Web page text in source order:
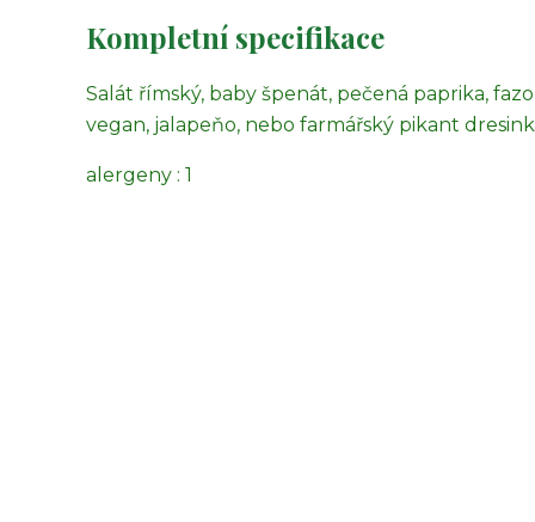
Kompletní specifikace
Salát římský, baby špenát, pečená paprika,
vegan, jalapeňo, nebo farmářský pikant
alergeny : 1